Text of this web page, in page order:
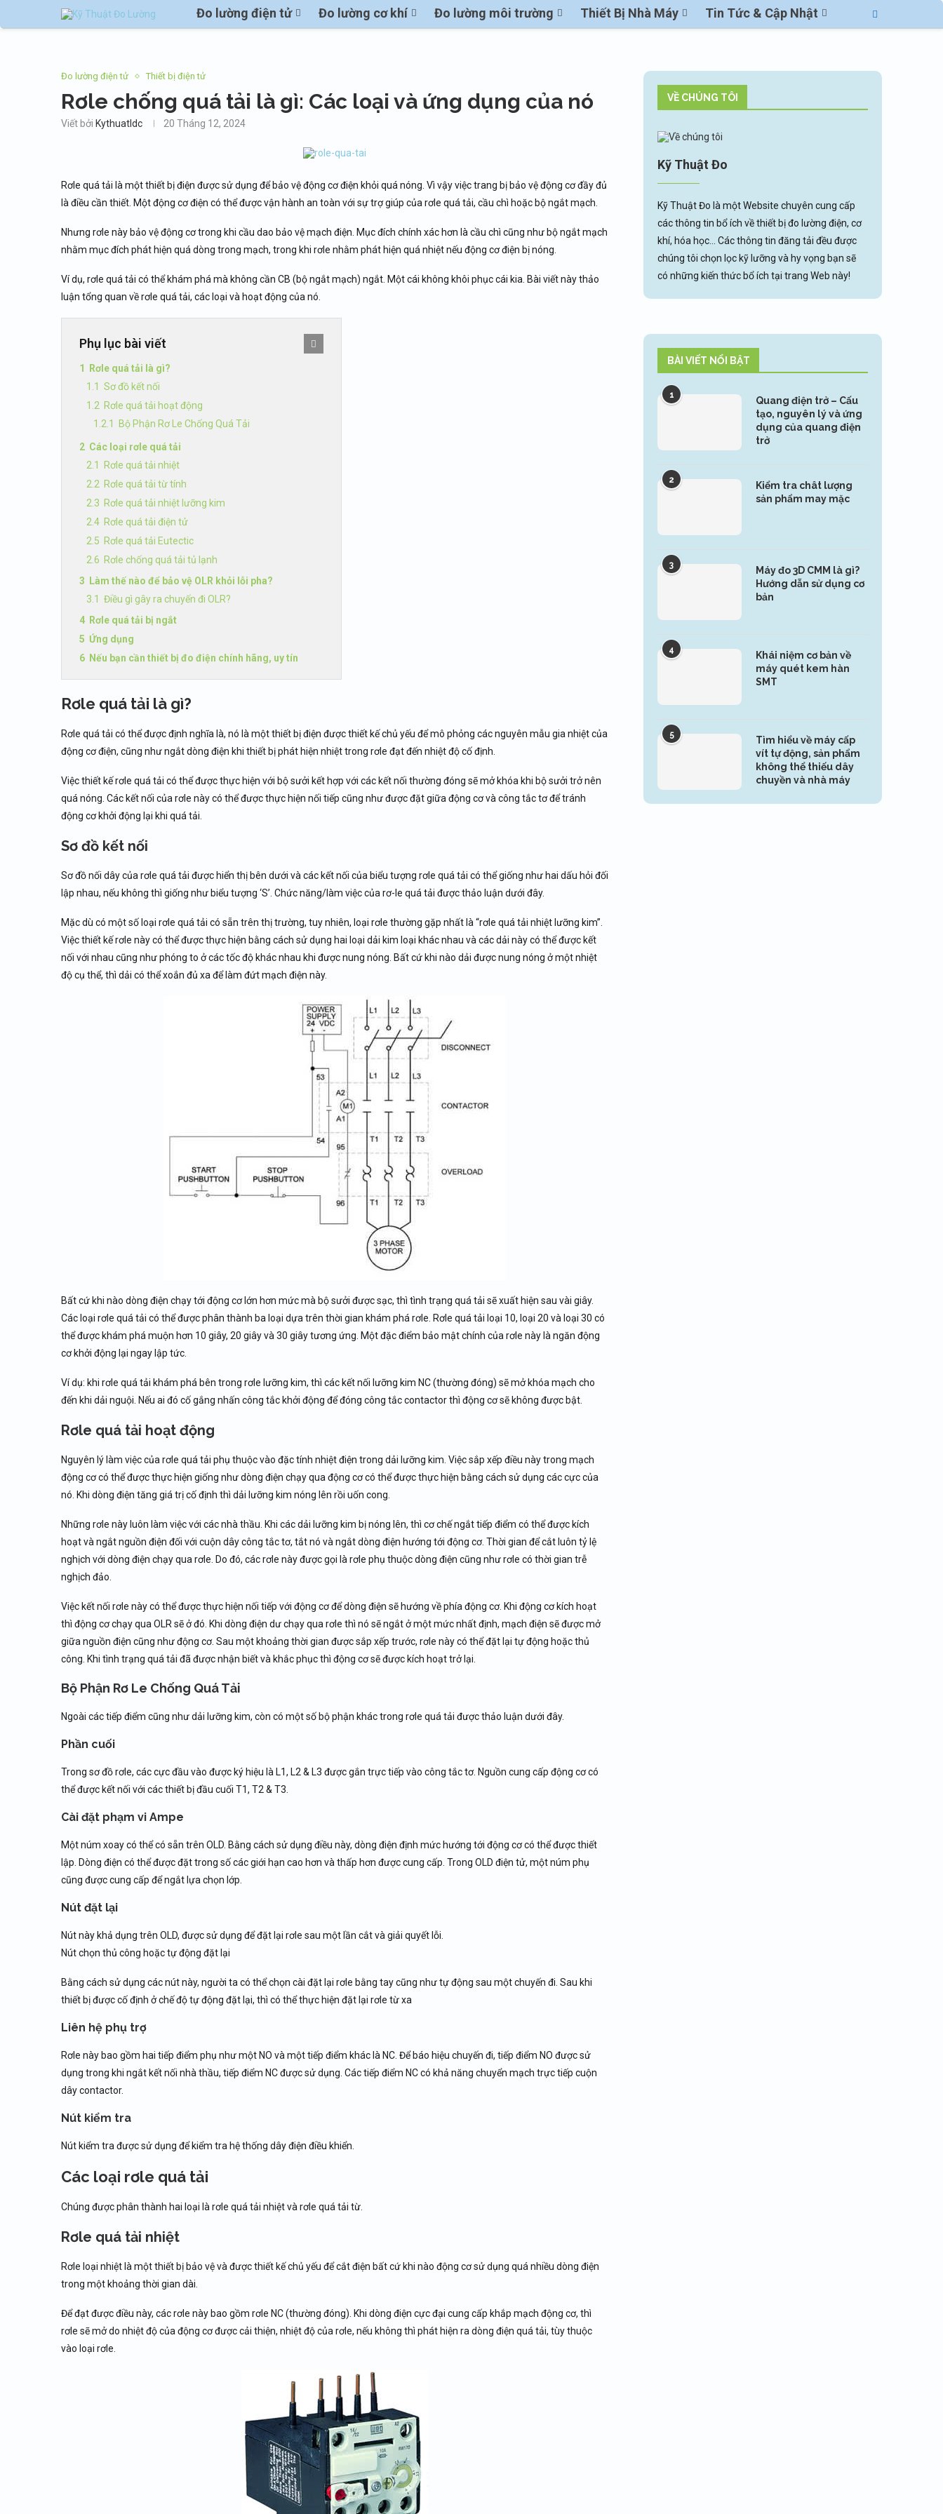
Đo lường điện tử Đo lường cơ khí Đo lường môi trường Thiết Bị Nhà Máy Tin Tức & Cập Nhật
Đo lường điện tử Thiết bị điện tử
Rơle chống quá tải là gì: Các loại và ứng dụng của nó
Viết bởi Kythuatldc 20 Tháng 12, 2024
Rơle quá tải là một thiết bị điện được sử dụng để bảo vệ động cơ điện khỏi quá nóng. Vì vậy việc trang bị bảo vệ động cơ đầy đủ
là điều cần thiết. Một động cơ điện có thể được vận hành an toàn với sự trợ giúp của rơle quá tải, cầu chì hoặc bộ ngắt mạch.
Nhưng rơle này bảo vệ động cơ trong khi cầu dao bảo vệ mạch điện. Mục đích chính xác hơn là cầu chì cũng như bộ ngắt mạch
nhằm mục đích phát hiện quá dòng trong mạch, trong khi rơle nhằm phát hiện quá nhiệt nếu động cơ điện bị nóng.
Ví dụ, rơle quá tải có thể khám phá mà không cần CB (bộ ngắt mạch) ngắt. Một cái không khôi phục cái kia. Bài viết này thảo
luận tổng quan về rơle quá tải, các loại và hoạt động của nó.
Phụ lục bài viết
Rơle quá tải là gì?
Sơ đồ kết nối
Rơle quá tải hoạt động
Bộ Phận Rơ Le Chống Quá Tải
Các loại rơle quá tải
Rơle quá tải nhiệt
Rơle quá tải từ tính
Rơle quá tải nhiệt lưỡng kim
Rơle quá tải điện tử
Rơle quá tải Eutectic
Rơle chống quá tải tủ lạnh
Làm thế nào để bảo vệ OLR khỏi lỗi pha?
Điều gì gây ra chuyến đi OLR?
Rơle quá tải bị ngắt
Ứng dụng
Nếu bạn cần thiết bị đo điện chính hãng, uy tín
Rơle quá tải là gì?
Rơle quá tải có thể được định nghĩa là, nó là một thiết bị điện được thiết kế chủ yếu để mô phỏng các nguyên mẫu gia nhiệt của
động cơ điện, cũng như ngắt dòng điện khi thiết bị phát hiện nhiệt trong rơle đạt đến nhiệt độ cố định.
Việc thiết kế rơle quá tải có thể được thực hiện với bộ sưởi kết hợp với các kết nối thường đóng sẽ mở khóa khi bộ sưởi trở nên
quá nóng. Các kết nối của rơle này có thể được thực hiện nối tiếp cũng như được đặt giữa động cơ và công tắc tơ để tránh
động cơ khởi động lại khi quá tải.
Sơ đồ kết nối
Sơ đồ nối dây của rơle quá tải được hiển thị bên dưới và các kết nối của biểu tượng rơle quá tải có thể giống như hai dấu hỏi đối
lập nhau, nếu không thì giống như biểu tượng ‘S’. Chức năng/làm việc của rơ-le quá tải được thảo luận dưới đây.
Mặc dù có một số loại rơle quá tải có sẵn trên thị trường, tuy nhiên, loại rơle thường gặp nhất là “rơle quá tải nhiệt lưỡng kim”.
Việc thiết kế rơle này có thể được thực hiện bằng cách sử dụng hai loại dải kim loại khác nhau và các dải này có thể được kết
nối với nhau cũng như phóng to ở các tốc độ khác nhau khi được nung nóng. Bất cứ khi nào dải được nung nóng ở một nhiệt
độ cụ thể, thì dải có thể xoắn đủ xa để làm đứt mạch điện này.
Bất cứ khi nào dòng điện chạy tới động cơ lớn hơn mức mà bộ sưởi được sạc, thì tình trạng quá tải sẽ xuất hiện sau vài giây.
Các loại rơle quá tải có thể được phân thành ba loại dựa trên thời gian khám phá rơle. Rơle quá tải loại 10, loại 20 và loại 30 có
thể được khám phá muộn hơn 10 giây, 20 giây và 30 giây tương ứng. Một đặc điểm bảo mật chính của rơle này là ngăn động
cơ khởi động lại ngay lập tức.
Ví dụ: khi rơle quá tải khám phá bên trong rơle lưỡng kim, thì các kết nối lưỡng kim NC (thường đóng) sẽ mở khóa mạch cho
đến khi dải nguội. Nếu ai đó cố gắng nhấn công tắc khởi động để đóng công tắc contactor thì động cơ sẽ không được bật.
Rơle quá tải hoạt động
Nguyên lý làm việc của rơle quá tải phụ thuộc vào đặc tính nhiệt điện trong dải lưỡng kim. Việc sắp xếp điều này trong mạch
động cơ có thể được thực hiện giống như dòng điện chạy qua động cơ có thể được thực hiện bằng cách sử dụng các cực của
nó. Khi dòng điện tăng giá trị cố định thì dải lưỡng kim nóng lên rồi uốn cong.
Những rơle này luôn làm việc với các nhà thầu. Khi các dải lưỡng kim bị nóng lên, thì cơ chế ngắt tiếp điểm có thể được kích
hoạt và ngắt nguồn điện đối với cuộn dây công tắc tơ, tắt nó và ngắt dòng điện hướng tới động cơ. Thời gian để cắt luôn tỷ lệ
nghịch với dòng điện chạy qua rơle. Do đó, các rơle này được gọi là rơle phụ thuộc dòng điện cũng như rơle có thời gian trễ
nghịch đảo.
Việc kết nối rơle này có thể được thực hiện nối tiếp với động cơ để dòng điện sẽ hướng về phía động cơ. Khi động cơ kích hoạt
thì động cơ chạy qua OLR sẽ ở đó. Khi dòng điện dư chạy qua rơle thì nó sẽ ngắt ở một mức nhất định, mạch điện sẽ được mở
giữa nguồn điện cũng như động cơ. Sau một khoảng thời gian được sắp xếp trước, rơle này có thể đặt lại tự động hoặc thủ
công. Khi tình trạng quá tải đã được nhận biết và khắc phục thì động cơ sẽ được kích hoạt trở lại.
Bộ Phận Rơ Le Chống Quá Tải
Ngoài các tiếp điểm cũng như dải lưỡng kim, còn có một số bộ phận khác trong rơle quá tải được thảo luận dưới đây.
Phần cuối
Trong sơ đồ rơle, các cực đầu vào được ký hiệu là L1, L2 & L3 được gắn trực tiếp vào công tắc tơ. Nguồn cung cấp động cơ có
thể được kết nối với các thiết bị đầu cuối T1, T2 & T3.
Cài đặt phạm vi Ampe
Một núm xoay có thể có sẵn trên OLD. Bằng cách sử dụng điều này, dòng điện định mức hướng tới động cơ có thể được thiết
lập. Dòng điện có thể được đặt trong số các giới hạn cao hơn và thấp hơn được cung cấp. Trong OLD điện tử, một núm phụ
cũng được cung cấp để ngắt lựa chọn lớp.
Nút đặt lại
Nút này khả dụng trên OLD, được sử dụng để đặt lại rơle sau một lần cắt và giải quyết lỗi.
Nút chọn thủ công hoặc tự động đặt lại
Bằng cách sử dụng các nút này, người ta có thể chọn cài đặt lại rơle bằng tay cũng như tự động sau một chuyến đi. Sau khi
thiết bị được cố định ở chế độ tự động đặt lại, thì có thể thực hiện đặt lại rơle từ xa
Liên hệ phụ trợ
Rơle này bao gồm hai tiếp điểm phụ như một NO và một tiếp điểm khác là NC. Để báo hiệu chuyến đi, tiếp điểm NO được sử
dụng trong khi ngắt kết nối nhà thầu, tiếp điểm NC được sử dụng. Các tiếp điểm NC có khả năng chuyển mạch trực tiếp cuộn
dây contactor.
Nút kiểm tra
Nút kiểm tra được sử dụng để kiểm tra hệ thống dây điện điều khiển.
Các loại rơle quá tải
Chúng được phân thành hai loại là rơle quá tải nhiệt và rơle quá tải từ.
Rơle quá tải nhiệt
Rơle loại nhiệt là một thiết bị bảo vệ và được thiết kế chủ yếu để cắt điện bất cứ khi nào động cơ sử dụng quá nhiều dòng điện
trong một khoảng thời gian dài.
Để đạt được điều này, các rơle này bao gồm rơle NC (thường đóng). Khi dòng điện cực đại cung cấp khắp mạch động cơ, thì
rơle sẽ mở do nhiệt độ của động cơ được cải thiện, nhiệt độ của rơle, nếu không thì phát hiện ra dòng điện quá tải, tùy thuộc
vào loại rơle.
VỀ CHÚNG TÔI
Kỹ Thuật Đo
Kỹ Thuật Đo là một Website chuyên cung cấp
các thông tin bổ ích về thiết bị đo lường điện, cơ
khí, hóa học... Các thông tin đăng tải đều được
chúng tôi chọn lọc kỹ lưỡng và hy vọng bạn sẽ
có những kiến thức bổ ích tại trang Web này!
BÀI VIẾT NỔI BẬT
1
Quang điện trở – Cấu
tạo, nguyên lý và ứng
dụng của quang điện
trở
2
Kiểm tra chât lượng
sản phẩm may mặc
3
Máy đo 3D CMM là gì?
Hướng dẫn sử dụng cơ
bản
4
Khái niệm cơ bản về
máy quét kem hàn
SMT
5
Tìm hiểu về máy cấp
vít tự động, sản phẩm
không thể thiếu dây
chuyền và nhà máy